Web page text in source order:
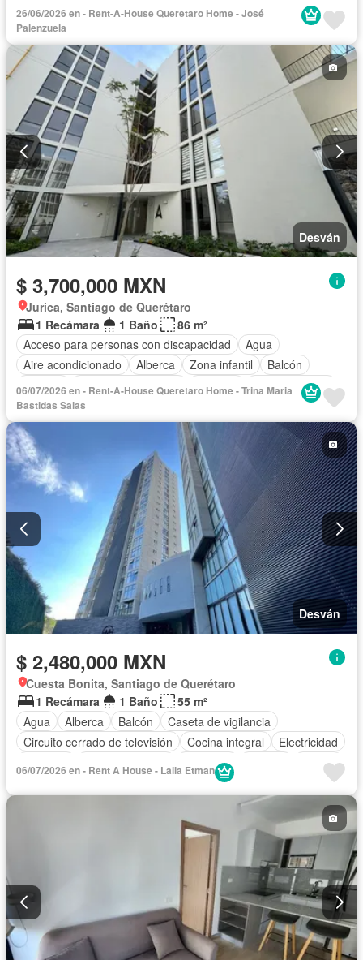
Circuito cerrado de televisión Cisterna
Cocina equipada
Cuarto de Limpieza
Gas natural
Despacho
Recámara con closet
Sala polivalente
Seguridad
Televisión por cable
Terraza
Vista panorámica Wifi
Zonas verdes
Sin amueblar
26/06/2026 en - Rent-A-House Queretaro Home - José
Palenzuela
Desván
$ 3,700,000 MXN
Jurica, Santiago de Querétaro
1 Recámara
1 Baño
86 m²
Acceso para personas con discapacidad
Agua
Aire acondicionado
Alberca Zona infantil
Balcón
Bodega
Caseta de vigilancia Cisterna
Cocina integral
Cuarto de Limpieza
Estacionamiento
Gas natural Gimnasio
Internet
Recámara con closet
Sala polivalente
Seguridad
Zonas verdes
Sin amueblar
06/07/2026 en - Rent-A-House Queretaro Home - Trina Maria
Bastidas Salas
Desván
$ 2,480,000 MXN
Cuesta Bonita, Santiago de Querétaro
1 Recámara
1 Baño
55 m²
Agua
Alberca Balcón
Caseta de vigilancia
Circuito cerrado de televisión
Cocina integral
Electricidad
Gimnasio
Azotea
Vista panorámica
Completamente amueblado
06/07/2026 en - Rent A House - Laila Etman